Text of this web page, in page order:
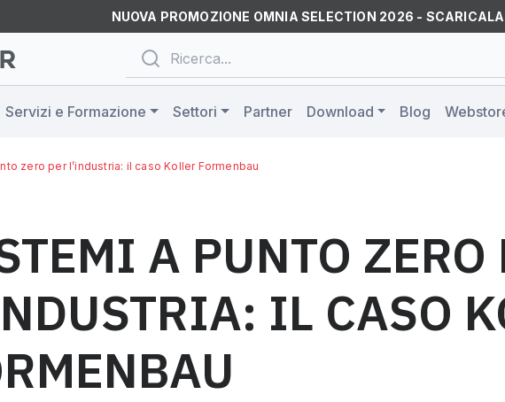
NUOVA PROMOZIONE OMNIA SELECTION 2026 -
Servizi e Formazione Settori Partner Download Blog
zero per l’industria: il caso Koller Formenbau
A PUNTO ZERO
IL CASO